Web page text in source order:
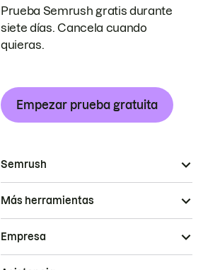
Prueba Semrush gratis durante
siete días. Cancela cuando
quieras.
Empezar prueba gratuita
Semrush
Más herramientas
Empresa